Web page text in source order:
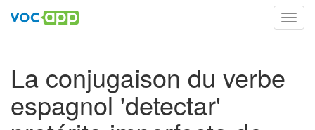
La conjugaison du verbe
espagnol 'detectar'